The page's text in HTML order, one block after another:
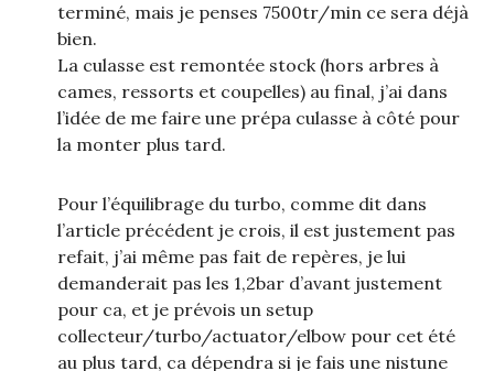
terminé, mais je penses 7500tr/min ce sera déjà
bien.
La culasse est remontée stock (hors arbres à
cames, ressorts et coupelles) au final, j’ai dans
l’idée de me faire une prépa culasse à côté pour
la monter plus tard.
Pour l’équilibrage du turbo, comme dit dans
l’article précédent je crois, il est justement pas
refait, j’ai même pas fait de repères, je lui
demanderait pas les 1,2bar d’avant justement
pour ca, et je prévois un setup
collecteur/turbo/actuator/elbow pour cet été
au plus tard, ca dépendra si je fais une nistune